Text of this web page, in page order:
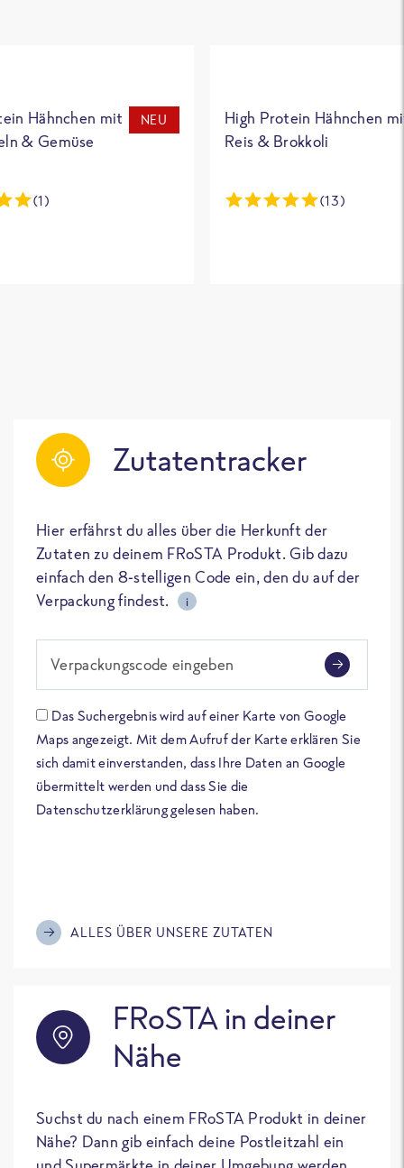
Hähnchen mit
& Gemüse
NEU
(1)
High Protein Hähnchen
Reis & Brokkoli
(13)
Zutatentracker
Hier erfährst du alles über die Herkunft der
Zutaten zu deinem FRoSTA Produkt. Gib dazu
einfach den 8-stelligen Code ein, den du auf der
Verpackung findest.
i
Verpackungscode eingeben
Das Suchergebnis wird auf einer Karte von Google
Maps angezeigt. Mit dem Aufruf der Karte erklären Sie
sich damit einverstanden, dass Ihre Daten an Google
übermittelt werden und dass Sie die
Datenschutzerklärung gelesen haben.
ALLES ÜBER UNSERE ZUTATEN
FRoSTA in deiner
Nähe
Suchst du nach einem FRoSTA Produkt in deiner
Nähe? Dann gib einfach deine Postleitzahl ein